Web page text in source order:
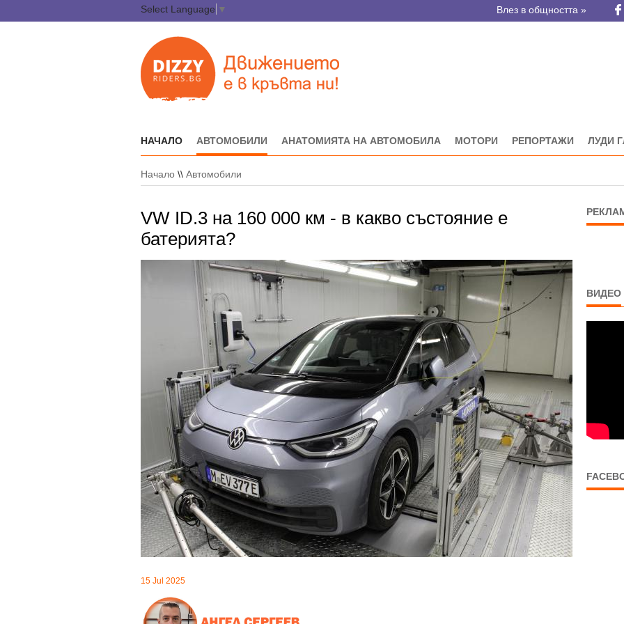
Select Language ▼ Влез в общността »
НАЧАЛО АВТОМОБИЛИ АНАТОМИЯТА НА АВТОМОБИЛА МОТОРИ РЕПОРТАЖИ ЛУДИ
Начало \\ Автомобили
VW ID.3 на 160 000 км - в какво състояние е
батерията?
15 Jul 2025
ВИДЕО